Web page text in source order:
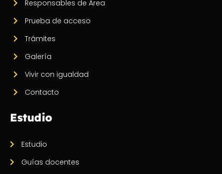
Responsables de Área
Prueba de acceso
Trámites
Galería
Vivir con igualdad
Contacto
Estudio
Estudio
Guías docentes